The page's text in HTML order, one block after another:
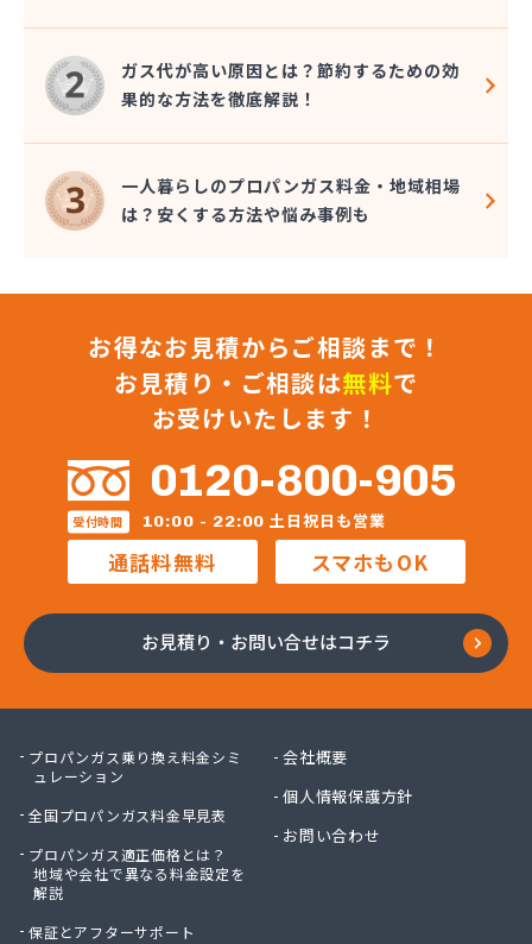
ガス代が高い原因とは？節約するための効
果的な方法を徹底解説！
一人暮らしのプロパンガス料金・地域相場
は？安くする方法や悩み事例も
お得なお見積からご相談まで！
お見積り・ご相談は無料で
お受けいたします！
0120-800-905
受付時間 10:00 - 22:00 土日祝日も営業
通話料無料 スマホもOK
お見積り・お問い合せはコチラ
プロパンガス乗り換え料金シミ
ュレーション
全国プロパンガス料金早見表
プロパンガス適正価格とは？
地域や会社で異なる料金設定を
解説
保証とアフターサポート
会社概要
個人情報保護方針
お問い合わせ